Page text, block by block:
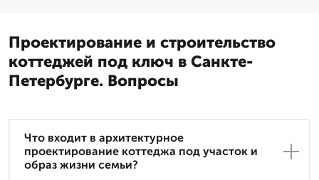
Проектирование и строительство
коттеджей под ключ в Санкте-
Петербурге. Вопросы
Что входит в архитектурное
проектирование коттеджа под участок и
образ жизни семьи?